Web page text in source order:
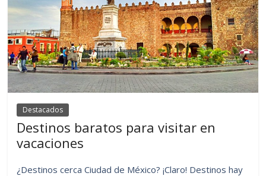
Destacados
Destinos baratos para visitar en
vacaciones
¿Destinos cerca Ciudad de México? ¡Claro! Destinos hay